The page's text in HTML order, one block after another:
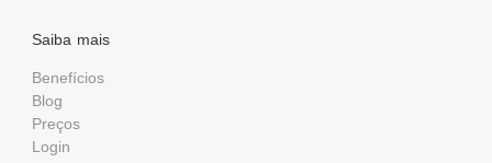
Saiba mais
Benefícios
Blog
Preços
Login